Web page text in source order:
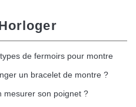
de fermoirs pour montre
un bracelet de montre ?
mesurer son poignet ?